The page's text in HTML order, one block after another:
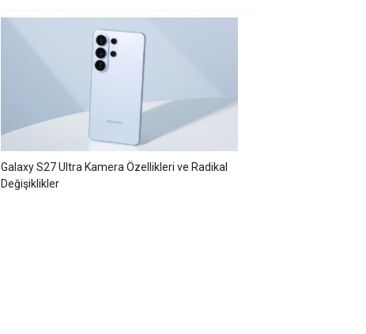
Galaxy S27 Ultra Kamera Özellikleri ve Radikal
Değişiklikler